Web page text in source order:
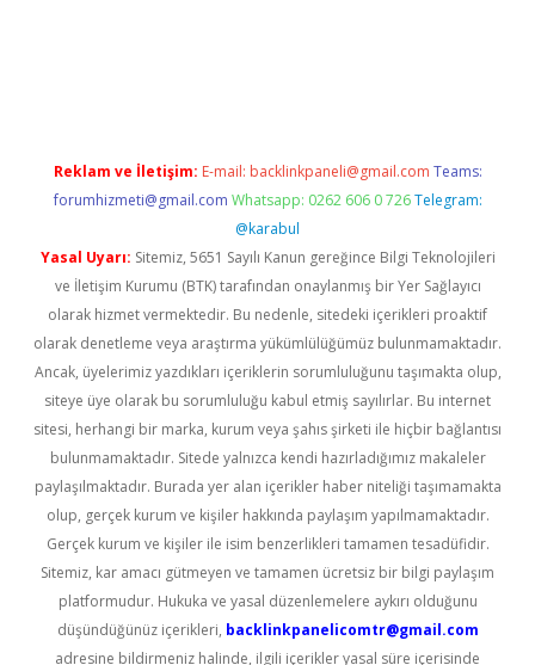
Reklam ve İletişim: E-mail: backlinkpaneli@gmail.com Teams:
forumhizmeti@gmail.com Whatsapp: 0262 606 0 726 Telegram:
@karabul
Yasal Uyarı: Sitemiz, 5651 Sayılı Kanun gereğince Bilgi Teknolojileri
ve İletişim Kurumu (BTK) tarafından onaylanmış bir Yer Sağlayıcı
olarak hizmet vermektedir. Bu nedenle, sitedeki içerikleri proaktif
olarak denetleme veya araştırma yükümlülüğümüz bulunmamaktadır.
Ancak, üyelerimiz yazdıkları içeriklerin sorumluluğunu taşımakta olup,
siteye üye olarak bu sorumluluğu kabul etmiş sayılırlar. Bu internet
sitesi, herhangi bir marka, kurum veya şahıs şirketi ile hiçbir bağlantısı
bulunmamaktadır. Sitede yalnızca kendi hazırladığımız makaleler
paylaşılmaktadır. Burada yer alan içerikler haber niteliği taşımamakta
olup, gerçek kurum ve kişiler hakkında paylaşım yapılmamaktadır.
Gerçek kurum ve kişiler ile isim benzerlikleri tamamen tesadüfidir.
Sitemiz, kar amacı gütmeyen ve tamamen ücretsiz bir bilgi paylaşım
platformudur. Hukuka ve yasal düzenlemelere aykırı olduğunu
düşündüğünüz içerikleri, backlinkpanelicomtr@gmail.com
adresine bildirmeniz halinde, ilgili içerikler yasal süre içerisinde